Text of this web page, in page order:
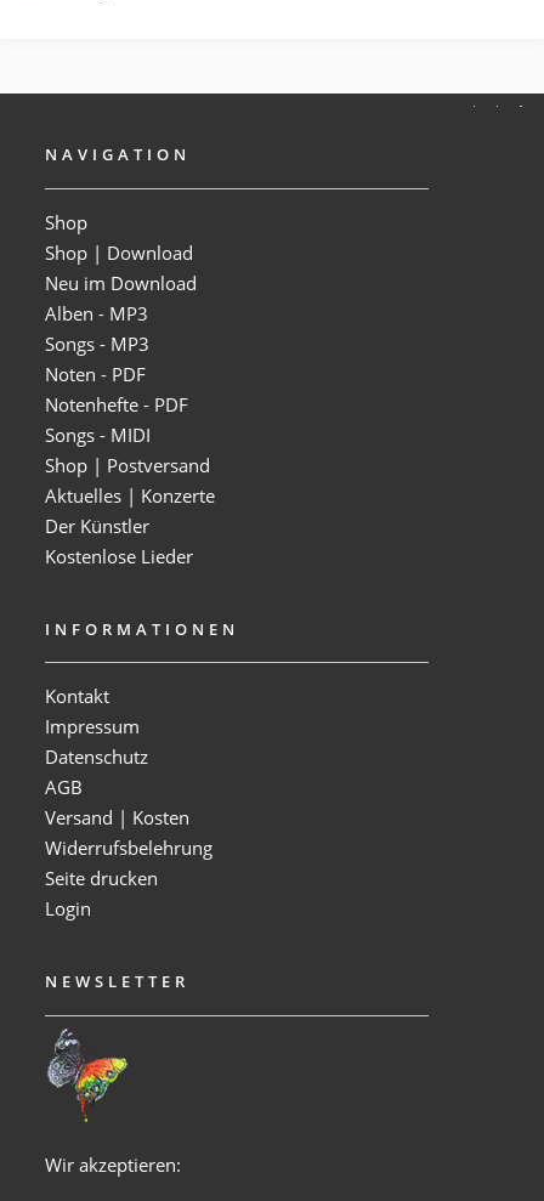
NAVIGATION
Shop
Shop | Download
Neu im Download
Alben - MP3
Songs - MP3
Noten - PDF
Notenhefte - PDF
Songs - MIDI
Shop | Postversand
Aktuelles | Konzerte
Der Künstler
Kostenlose Lieder
INFORMATIONEN
Kontakt
Impressum
Datenschutz
AGB
Versand | Kosten
Widerrufsbelehrung
Seite drucken
Login
NEWSLETTER
Wir akzeptieren: